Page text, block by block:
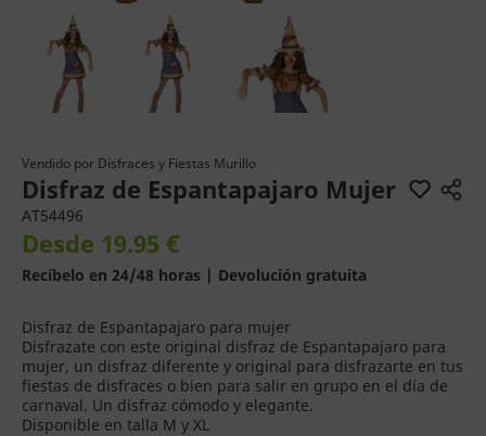
Vendido por Disfraces y Fiestas Murillo
Disfraz de Espantapajaro Mujer
AT54496
Desde 19.95 €
Recíbelo en 24/48 horas | Devolución gratuita
Disfraz de Espantapajaro para mujer
Disfrazate con este original disfraz de Espantapajaro para
mujer, un disfraz diferente y original para disfrazarte en tus
fiestas de disfraces o bien para salir en grupo en el día de
carnaval. Un disfraz cómodo y elegante.
Disponible en talla M y XL